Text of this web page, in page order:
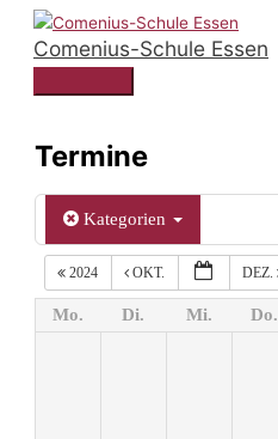
Zum
InhaltComenius-Schule Essen
Hauptmenü
Termine
Kategorien
2024 OKT. DEZ.
Mo. Di. Mi. Do.